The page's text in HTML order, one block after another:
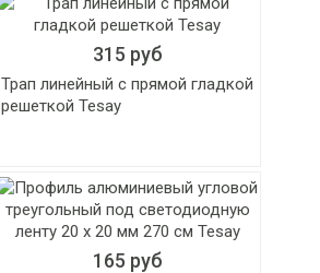
315 руб
Трап линейный с прямой гладкой
решеткой Tesay
165 руб